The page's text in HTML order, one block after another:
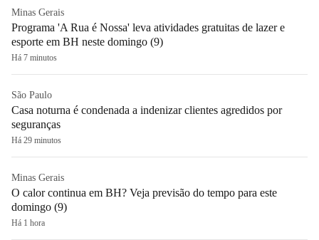
Minas Gerais
Programa 'A Rua é Nossa' leva atividades gratuitas de lazer e
esporte em BH neste domingo (9)
Há 7 minutos
São Paulo
Casa noturna é condenada a indenizar clientes agredidos por
seguranças
Há 29 minutos
Minas Gerais
O calor continua em BH? Veja previsão do tempo para este
domingo (9)
Há 1 hora